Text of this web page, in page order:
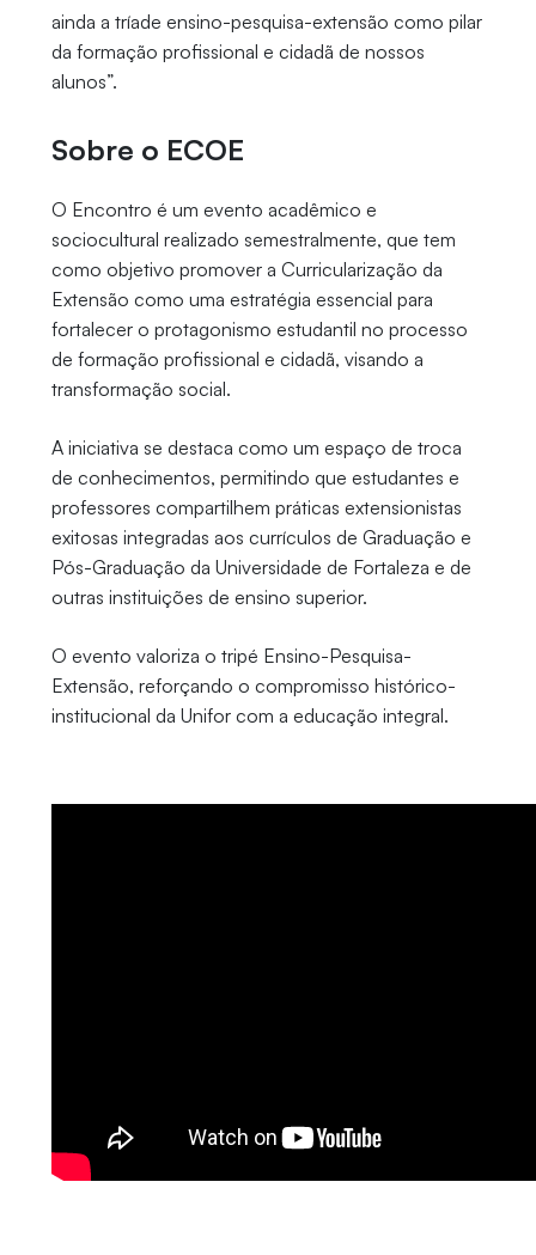
ainda a tríade ensino-pesquisa-extensão como pilar
da formação profissional e cidadã de nossos
alunos”.
Sobre o ECOE
O Encontro é um evento acadêmico e
sociocultural realizado semestralmente, que tem
como objetivo promover a Curricularização da
Extensão como uma estratégia essencial para
fortalecer o protagonismo estudantil no processo
de formação profissional e cidadã, visando a
transformação social.
A iniciativa se destaca como um espaço de troca
de conhecimentos, permitindo que estudantes e
professores compartilhem práticas extensionistas
exitosas integradas aos currículos de Graduação e
Pós-Graduação da Universidade de Fortaleza e de
outras instituições de ensino superior.
O evento valoriza o tripé Ensino-Pesquisa-
Extensão, reforçando o compromisso histórico-
institucional da Unifor com a educação integral.